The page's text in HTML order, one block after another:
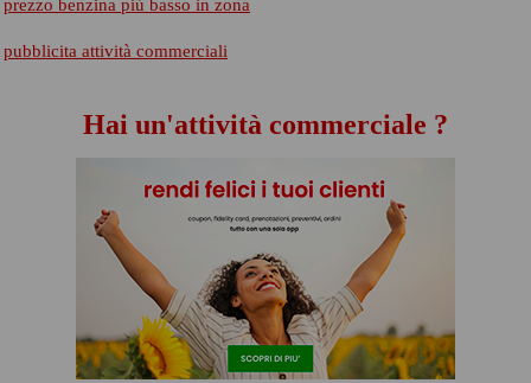
prezzo benzina più basso in zona
pubblicita attività commerciali
Hai un'attività commerciale ?